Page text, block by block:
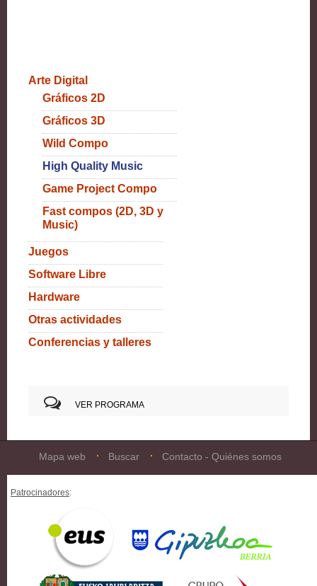
Arte Digital
Gráficos 2D
Gráficos 3D
Wild Compo
High Quality Music
Game Project Compo
Fast compos (2D, 3D y
Music)
Juegos
Software Libre
Hardware
Otras actividades
Conferencias y talleres
VER PROGRAMA
Mapa web Buscar Contacto - Quiénes somos
Patrocinadores: